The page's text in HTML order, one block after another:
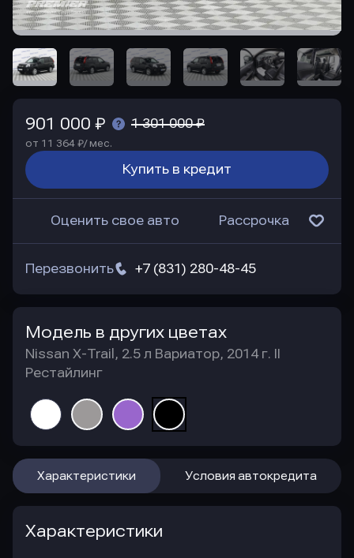
901 000 ₽ 1 301 000 ₽
от 11 364 ₽/ мес.
Купить в кредит
Оценить свое авто Рассрочка
+7 (831) 280-48-45
Перезвонить
Модель в других цветах
Nissan X-Trail, 2.5 л Вариатор, 2014 г. II
Рестайлинг
Характеристики Условия автокредита
Характеристики